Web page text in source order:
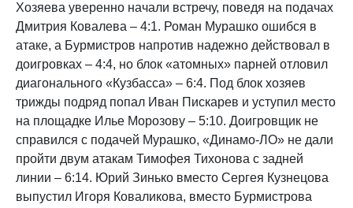
Хозяева уверенно начали встречу, поведя на подачах
Дмитрия Ковалева – 4:1. Роман Мурашко ошибся в
атаке, а Бурмистров напротив надежно действовал в
доигровках – 4:4, но блок «атомных» парней отловил
диагонального «Кузбасса» – 6:4. Под блок хозяев
трижды подряд попал Иван Пискарев и уступил место
на площадке Илье Морозову – 5:10. Доигровщик не
справился с подачей Мурашко, «Динамо-ЛО» не дали
пройти двум атакам Тимофея Тихонова с задней
линии – 6:14. Юрий Зинько вместо Сергея Кузнецова
выпустил Игоря Коваликова, вместо Бурмистрова